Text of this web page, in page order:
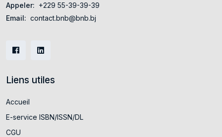
Appeler: +229 55-39-39-39
Email: contact.bnb@bnb.bj
Liens utiles
Accueil
E-service ISBN/ISSN/DL
CGU